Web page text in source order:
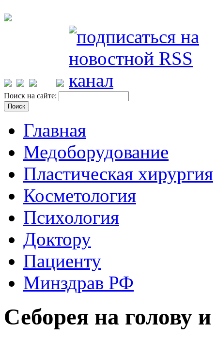
Поиск на сайте:
Главная
Медоборудование
Пластическая хирургия
Косметология
Психология
Доктору
Пациенту
Минздрав РФ
Себорея на голову